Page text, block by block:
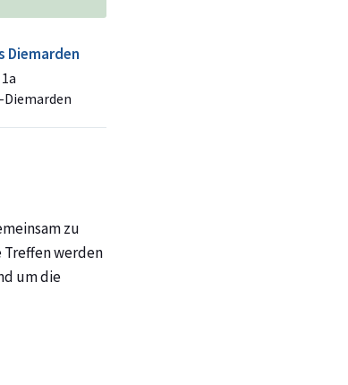
Diemarden
Diemarden
zu
Treffen werden
um die